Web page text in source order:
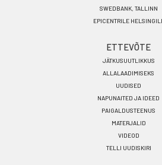
SWEDBANK, TALLINN
EPICENTRILE
ETTEVÕTE
JÄTKUSUUTLIKKUS
ALLALAADIMISEKS
UUDISED
NAPUNAITED JA IDEED
PAIGALDUSTEENUS
MATERJALID
VIDEOD
TELLI UUDISKIRI